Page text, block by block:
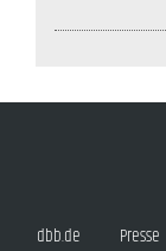
dbb.de Presse